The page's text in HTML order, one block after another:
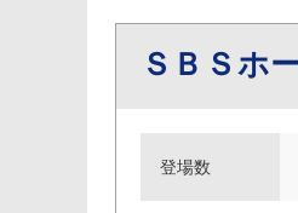
ＳＢＳホ
登場数